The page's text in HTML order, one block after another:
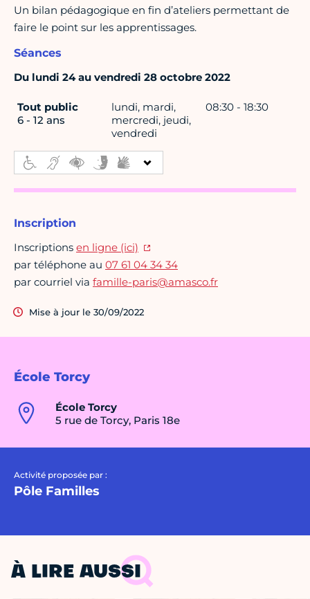
École Torcy
École Torcy
5 rue de Torcy, Paris 18e
Activité proposée par :
Pôle Familles
Un bilan pédagogique en fin d’ateliers permettant de
faire le point sur les apprentissages.
Séances
Du lundi 24 au vendredi 28 octobre 2022
Tout public
6 - 12 ans
lundi, mardi,
mercredi, jeudi,
vendredi
08:30 - 18:30
Inscription
Inscriptions en ligne (ici)
par téléphone au 07 61 04 34 34
par courriel via famille-paris@amasco.fr
Mise à jour le 30/09/2022
À LIRE AUSSI